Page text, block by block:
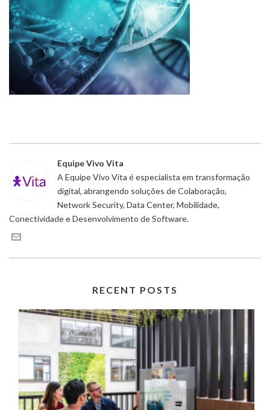
Equipe Vivo Vita
A Equipe Vivo Vita é especialista em transformação
digital, abrangendo soluções de Colaboração,
Network Security, Data Center, Mobilidade,
Conectividade e Desenvolvimento de Software.
RECENT POSTS